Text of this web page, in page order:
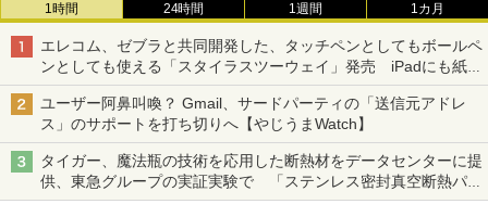
1時間 24時間 1週間 1カ月
エレコム、ゼブラと共同開発した、タッチペンとしてもボールペ
ンとしても使える「スタイラスツーウェイ」発売 iPadにも紙に
も、持ち替えずに書き込める
ユーザー阿鼻叫喚？ Gmail、サードパーティの「送信元アドレ
ス」のサポートを打ち切りへ【やじうまWatch】
タイガー、魔法瓶の技術を応用した断熱材をデータセンターに提
供、東急グループの実証実験で 「ステンレス密封真空断熱パネ